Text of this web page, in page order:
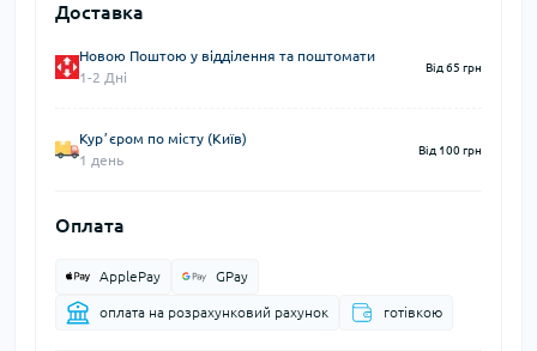
Доставка
Новою Поштою у відділення та поштомати
1-2 Дні
Від 65 грн
Курʼєром по місту (Київ)
1 день
Від 100 грн
Оплата
ApplePay GPay
оплата на розрахунковий рахунок готівкою